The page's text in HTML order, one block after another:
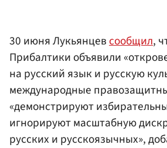
30 июня Лукьянцевсообщил,
Прибалтики объявили
на русский язык и русскую
международные
«демонстрируют
игнорируют масштабную
русских и русскоязычных»,